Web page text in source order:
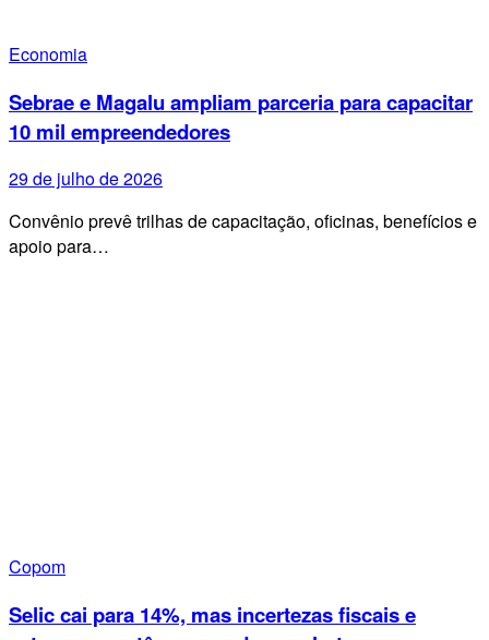
Economia
Sebrae e Magalu ampliam parceria para capacitar
10 mil empreendedores
29 de julho de 2026
Convênio prevê trilhas de capacitação, oficinas, benefícios e
apoio para…
Copom
Selic cai para 14%, mas incertezas fiscais e